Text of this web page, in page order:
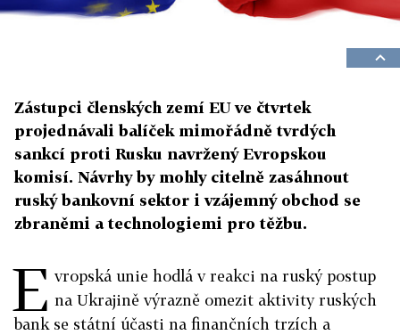
Zástupci členských zemí EU ve čtvrtek
projednávali balíček mimořádně tvrdých
sankcí proti Rusku navržený Evropskou
komisí. Návrhy by mohly citelně zasáhnout
ruský bankovní sektor i vzájemný obchod se
zbraněmi a technologiemi pro těžbu.
E vropská unie hodlá v reakci na ruský postup
na Ukrajině výrazně omezit aktivity ruských
bank se státní účasti na finančních trzích a